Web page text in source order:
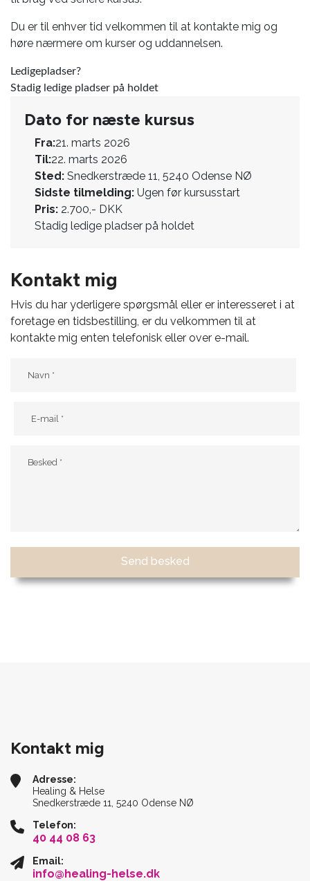
Du er til enhver tid velkommen til at kontakte mig og
høre nærmere om kurser og uddannelsen.
Ledigepladser?
Stadig ledige pladser på holdet
Dato for næste kursus
Fra:21. marts 2026
Til:22. marts 2026
Sted: Snedkerstræde 11, 5240 Odense NØ
Sidste tilmelding: Ugen før kursusstart
Pris: 2.700,- DKK
Stadig ledige pladser på holdet
Kontakt mig
Hvis du har yderligere spørgsmål eller er interesseret i at
foretage en tidsbestilling, er du velkommen til at
kontakte mig enten telefonisk eller over e-mail.
Kontakt mig
Adresse:
Healing & Helse
Snedkerstræde 11, 5240 Odense NØ
Telefon:
40 44 08 63
Email:
info@healing-helse.dk